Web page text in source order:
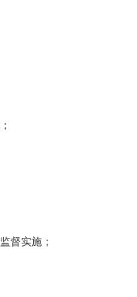
督实施；